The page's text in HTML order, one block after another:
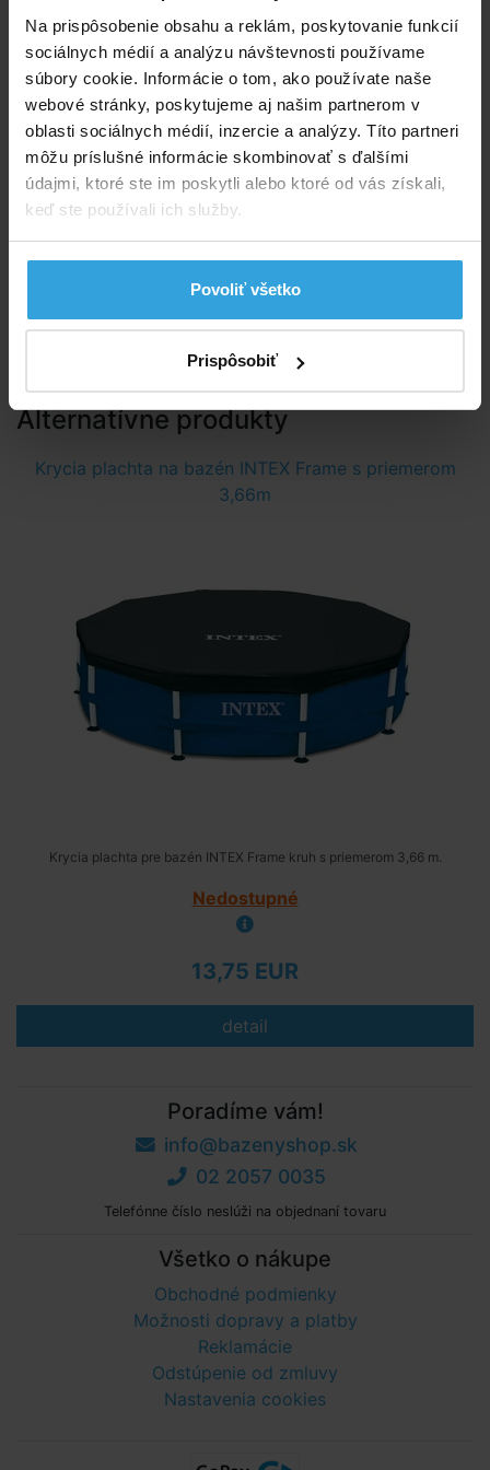
Na prispôsobenie obsahu a reklám, poskytovanie funkcií
sociálnych médií a analýzu návštevnosti používame
súbory cookie. Informácie o tom, ako používate naše
webové stránky, poskytujeme aj našim partnerom v
oblasti sociálnych médií, inzercie a analýzy. Títo partneri
môžu príslušné informácie skombinovať s ďalšími
údajmi, ktoré ste im poskytli alebo ktoré od vás získali,
keď ste používali ich služby.
Povoliť všetko
Prispôsobiť
dažďovej vody.
Určený presne pre bazény Bestway
s konštrukciou
Upevnenie s obvodovou šnúrou
Možno použiť na bazény
Steel Pro™ 3,66 m
Steel Pro MAX™ 3,66m
Fast Set™ 3,66 m
Alternatívne produkty
Krycia plachta na bazén INTEX Frame s priemerom
3,66m
Krycia plachta pre bazén INTEX Frame kruh s priemerom 3,66 m.
Nedostupné
13,75 EUR
detail
Poradíme vám!
info@bazenyshop.sk
02 2057 0035
Telefónne číslo neslúži na objednaní tovaru
Všetko o nákupe
Obchodné podmienky
Možnosti dopravy a platby
Reklamácie
Odstúpenie od zmluvy
Nastavenia cookies